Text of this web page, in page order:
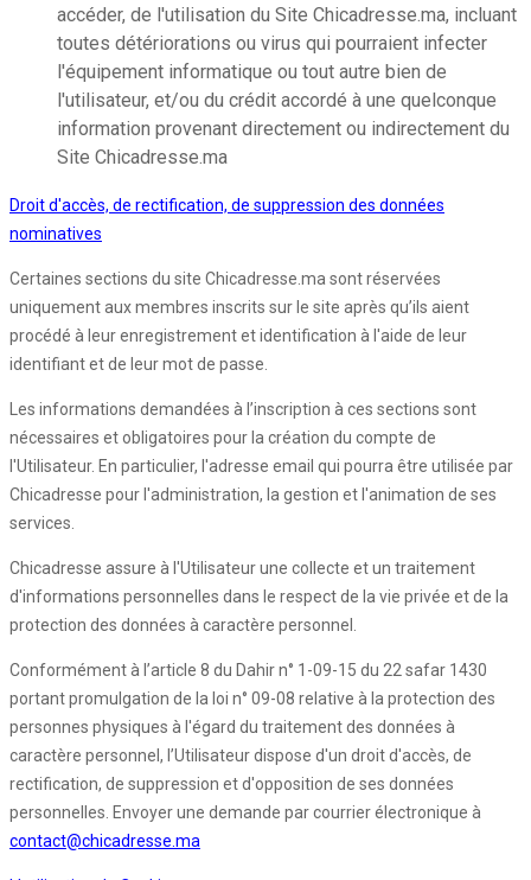
accéder, de l'utilisation du Site Chicadresse.ma, incluant
toutes détériorations ou virus qui pourraient infecter
l'équipement informatique ou tout autre bien de
l'utilisateur, et/ou du crédit accordé à une quelconque
information provenant directement ou indirectement du
Site Chicadresse.ma
Droit d'accès, de rectification, de suppression des données
nominatives
Certaines sections du site Chicadresse.ma sont réservées
uniquement aux membres inscrits sur le site après qu’ils aient
procédé à leur enregistrement et identification à l'aide de leur
identifiant et de leur mot de passe.
Les informations demandées à l’inscription à ces sections sont
nécessaires et obligatoires pour la création du compte de
l'Utilisateur. En particulier, l'adresse email qui pourra être utilisée par
Chicadresse pour l'administration, la gestion et l'animation de ses
services.
Chicadresse assure à l'Utilisateur une collecte et un traitement
d'informations personnelles dans le respect de la vie privée et de la
protection des données à caractère personnel.
Conformément à l’article 8 du Dahir n° 1-09-15 du 22 safar 1430
portant promulgation de la loi n° 09-08 relative à la protection des
personnes physiques à l'égard du traitement des données à
caractère personnel, l’Utilisateur dispose d'un droit d'accès, de
rectification, de suppression et d'opposition de ses données
personnelles. Envoyer une demande par courrier électronique à
contact@chicadresse.ma